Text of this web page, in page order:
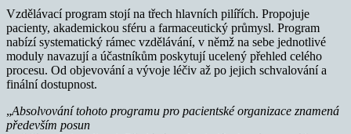
Vzdělávací program stojí na třech hlavních pilířích. Propojuje
pacienty, akademickou sféru a farmaceutický průmysl. Program
nabízí systematický rámec vzdělávání, v němž na sebe jednotlivé
moduly navazují a účastníkům poskytují ucelený přehled celého
procesu. Od objevování a vývoje léčiv až po jejich schvalování a
finální dostupnost.
„Absolvování tohoto programu pro pacientské organizace znamená
především posun